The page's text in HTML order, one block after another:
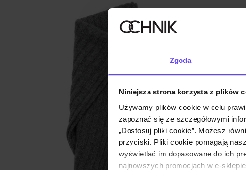
Zgoda
Niniejsza strona korzysta z plików
Używamy plików cookie w celu
zapoznać się ze szczegółowymi
„Dostosuj pliki cookie”. Możesz
przyciski. Pliki cookie pomagają
wyświetlać im dopasowane do ich
najnowszych promocjach w e-